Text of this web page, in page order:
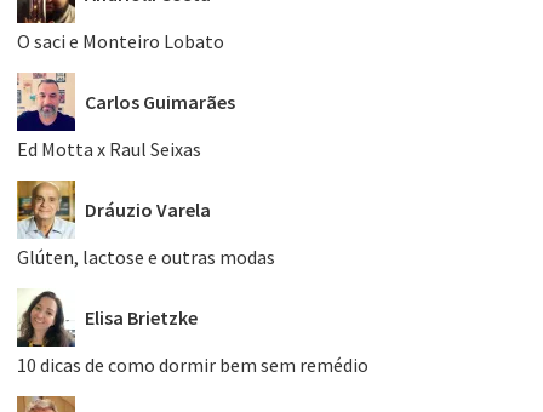
O saci e Monteiro Lobato
Carlos Guimarães
Ed Motta x Raul Seixas
Dráuzio Varela
Glúten, lactose e outras modas
Elisa Brietzke
10 dicas de como dormir bem sem remédio